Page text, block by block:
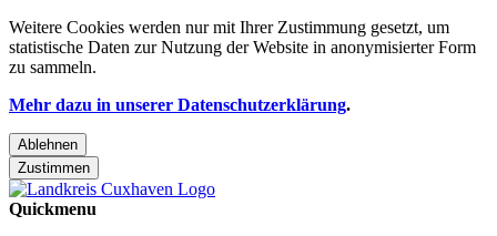
Weitere Cookies werden nur mit Ihrer Zustimmung gesetzt, um
statistische Daten zur Nutzung der Website in anonymisierter Form
zu sammeln.
Mehr dazu in unserer Datenschutzerklärung.
Ablehnen
Zustimmen
Quickmenu